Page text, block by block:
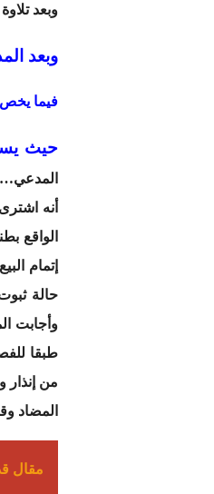
وبعد
وبعد
فيما يخص
حيث
الواقع بطنجة بثمن
إتمام
حالة
طبقا للفصل 259 من ق.ل.ع الذي
من إنذار
المضاد وقدره 00، 20000 درهما وبرفض
مقال